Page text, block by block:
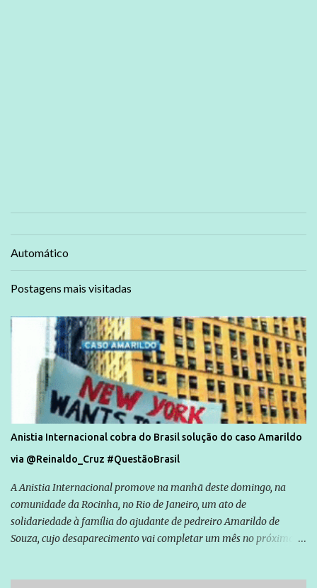
Automático
Postagens mais visitadas
Anistia Internacional cobra do Brasil solução do caso Amarildo
via @Reinaldo_Cruz #QuestãoBrasil
A Anistia Internacional promove na manhã deste domingo, na
comunidade da Rocinha, no Rio de Janeiro, um ato de
solidariedade à família do ajudante de pedreiro Amarildo de
Souza, cujo desaparecimento vai completar um mês no próximo